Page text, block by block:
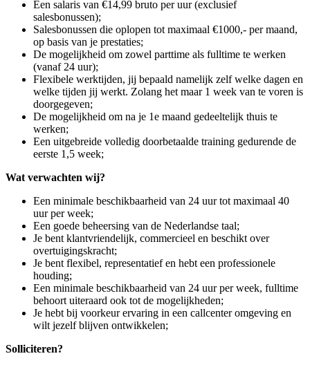
Een salaris van €14,99 bruto per uur (exclusief
salesbonussen);
Salesbonussen die oplopen tot maximaal €1000,- per maand,
op basis van je prestaties;
De mogelijkheid om zowel parttime als fulltime te werken
(vanaf 24 uur);
Flexibele werktijden, jij bepaald namelijk zelf welke dagen en
welke tijden jij werkt. Zolang het maar 1 week van te voren is
doorgegeven;
De mogelijkheid om na je 1e maand gedeeltelijk thuis te
werken;
Een uitgebreide volledig doorbetaalde training gedurende de
eerste 1,5 week;
Wat verwachten wij?
Een minimale beschikbaarheid van 24 uur tot maximaal 40
uur per week;
Een goede beheersing van de Nederlandse taal;
Je bent klantvriendelijk, commercieel en beschikt over
overtuigingskracht;
Je bent flexibel, representatief en hebt een professionele
houding;
Een minimale beschikbaarheid van 24 uur per week, fulltime
behoort uiteraard ook tot de mogelijkheden;
Je hebt bij voorkeur ervaring in een callcenter omgeving en
wilt jezelf blijven ontwikkelen;
Solliciteren?